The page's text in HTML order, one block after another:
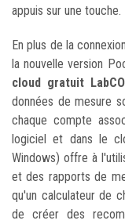
appuis sur une touche.
En plus de la
la nouvelle version
cloud gratuit
données de mesure
chaque compte
logiciel et dans le
Windows) offre à
et des rapports de
qu'un calculateur de
de créer des